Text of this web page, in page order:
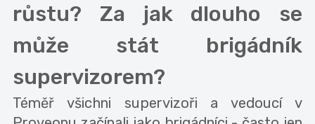
růstu? Za jak dlouho se
může stát brigádník
supervizorem?
Téměř všichni supervizoři a vedoucí v